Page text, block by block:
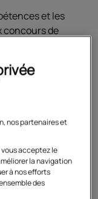
et les
concours de
change
nationale
nos partenaires et
acceptez le
la navigation
à nos efforts
des